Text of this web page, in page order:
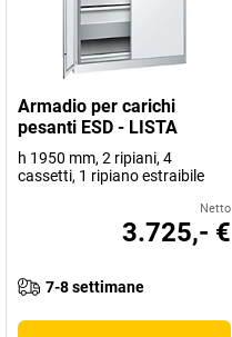
Armadio per carichi
pesanti ESD - LISTA
h 1950 mm, 2 ripiani, 4
cassetti, 1 ripiano estraibile
Netto
3.725,- €
7-8 settimane